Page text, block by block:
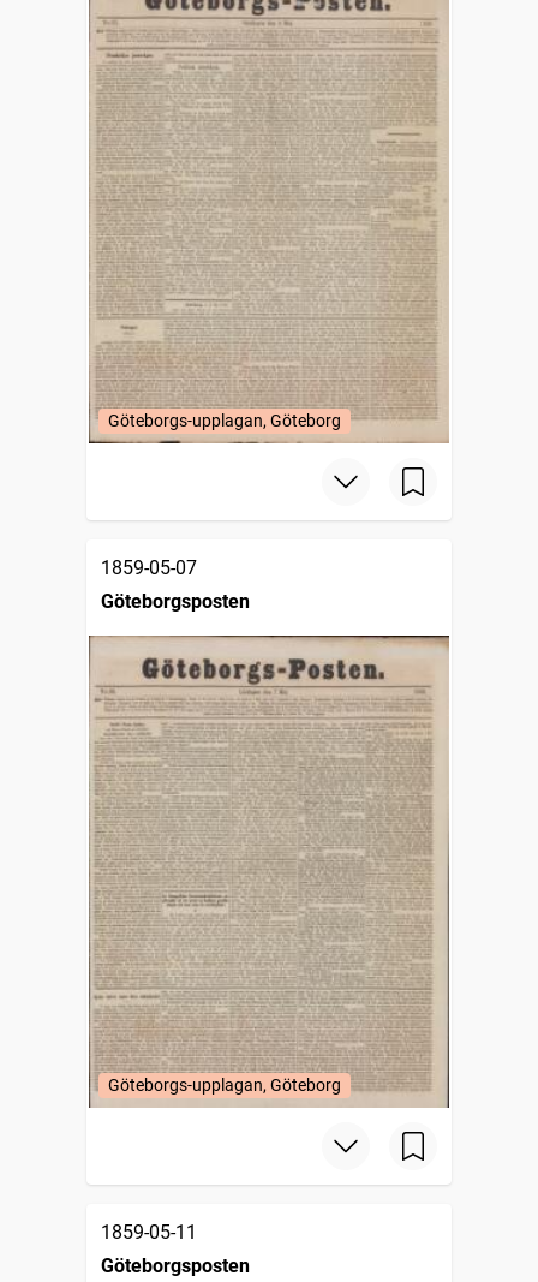
Göteborgs-upplagan, Göteborg
1859-05-07
Göteborgsposten
Göteborgs-upplagan, Göteborg
1859-05-11
Göteborgsposten